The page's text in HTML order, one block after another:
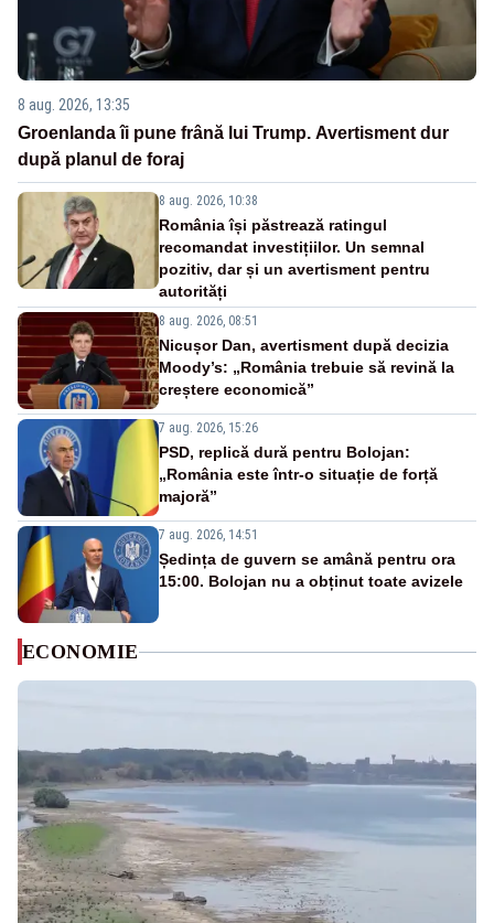
8 aug. 2026, 13:35
Groenlanda îi pune frână lui Trump. Avertisment dur
după planul de foraj
8 aug. 2026, 10:38
România își păstrează ratingul
recomandat investițiilor. Un semnal
pozitiv, dar și un avertisment pentru
autorități
8 aug. 2026, 08:51
Nicușor Dan, avertisment după decizia
Moody’s: „România trebuie să revină la
creștere economică”
7 aug. 2026, 15:26
PSD, replică dură pentru Bolojan:
„România este într-o situație de forță
majoră”
7 aug. 2026, 14:51
Ședința de guvern se amână pentru ora
15:00. Bolojan nu a obținut toate avizele
ECONOMIE